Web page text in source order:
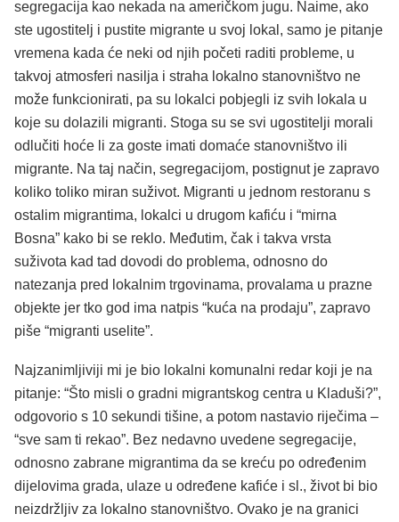
segregacija kao nekada na američkom jugu. Naime, ako
ste ugostitelj i pustite migrante u svoj lokal, samo je pitanje
vremena kada će neki od njih početi raditi probleme, u
takvoj atmosferi nasilja i straha lokalno stanovništvo ne
može funkcionirati, pa su lokalci pobjegli iz svih lokala u
koje su dolazili migranti. Stoga su se svi ugostitelji morali
odlučiti hoće li za goste imati domaće stanovništvo ili
migrante. Na taj način, segregacijom, postignut je zapravo
koliko toliko miran suživot. Migranti u jednom restoranu s
ostalim migrantima, lokalci u drugom kafiću i “mirna
Bosna” kako bi se reklo. Međutim, čak i takva vrsta
suživota kad tad dovodi do problema, odnosno do
natezanja pred lokalnim trgovinama, provalama u prazne
objekte jer tko god ima natpis “kuća na prodaju”, zapravo
piše “migranti uselite”.
Najzanimljiviji mi je bio lokalni komunalni redar koji je na
pitanje: “Što misli o gradni migrantskog centra u Kladuši?”,
odgovorio s 10 sekundi tišine, a potom nastavio riječima –
“sve sam ti rekao”. Bez nedavno uvedene segregacije,
odnosno zabrane migrantima da se kreću po određenim
dijelovima grada, ulaze u određene kafiće i sl., život bi bio
neizdržljiv za lokalno stanovništvo. Ovako je na granici